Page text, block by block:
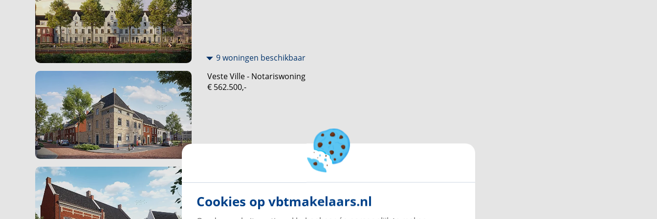
Elke woning is met zorg ontworpen. Met oog voor stijl, comfort en een vleugje grandeur. Hier woon je
niet alleen, hier lééf je.
Veste Ville – in het hart van Brandevoort.
Stads, Statig en Stijlvol. Zoals jij het wilt.
9 woningen beschikbaar
Veste Ville - Notariswoning
€ 562.500,-
Veste Ville - Panorama woning
€ 507.500,-
Cookies op vbtmakelaars.nl